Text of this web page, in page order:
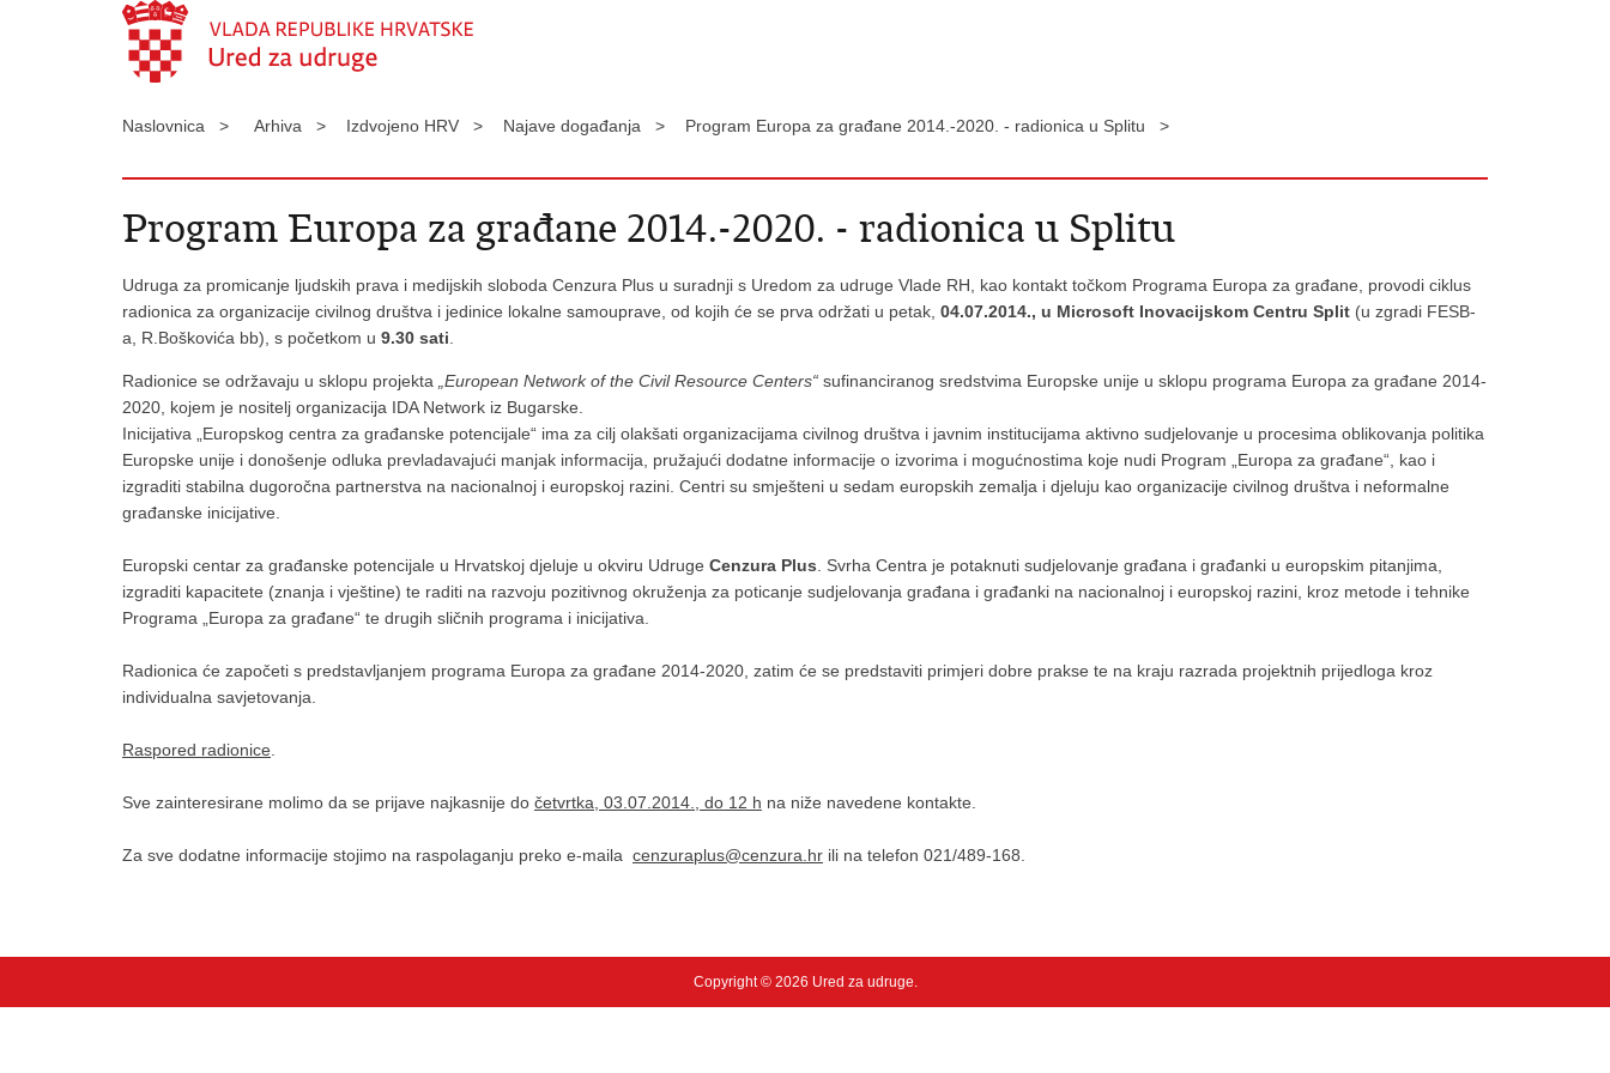
Naslovnica > Arhiva > Izdvojeno HRV > Najave događanja > Program Europa za građane 2014.-2020. - radionica u Splitu >
Program Europa za građane 2014.-2020. - radionica u Splitu
Udruga za promicanje ljudskih prava i medijskih sloboda Cenzura Plus u suradnji s Uredom za udruge Vlade RH, kao kontakt točkom Programa Europa za građane, provodi ciklus
radionica za organizacije civilnog društva i jedinice lokalne samouprave, od kojih će se prva održati u petak, 04.07.2014., u Microsoft Inovacijskom Centru Split (u zgradi FESB-
a, R.Boškovića bb), s početkom u 9.30 sati
Radionice se održavaju u sklopu projekta „European Network of the Civil Resource Centers“ sufinanciranog sredstvima Europske unije u sklopu programa Europa za građane 2014-
2020, kojem je nositelj organizacija IDA Network iz Bugarske.
Inicijativa „Europskog centra za građanske potencijale“ ima za cilj olakšati organizacijama civilnog društva i javnim institucijama aktivno sudjelovanje u procesima oblikovanja politika
Europske unije i donošenje odluka prevladavajući manjak informacija, pružajući dodatne informacije o izvorima i mogućnostima koje nudi Program „Europa za građane“, kao i
izgraditi stabilna dugoročna partnerstva na nacionalnoj i europskoj razini. Centri su smješteni u sedam europskih zemalja i djeluju kao organizacije civilnog društva i neformalne
građanske inicijative.
Europski centar za građanske potencijale u Hrvatskoj djeluje u okviru Udruge Cenzura Plus . Svrha Centra je potaknuti sudjelovanje građana i građanki u europskim pitanjima,
izgraditi kapacitete (znanja i vještine) te raditi na razvoju pozitivnog okruženja za poticanje sudjelovanja građana i građanki na nacionalnoj i europskoj razini, kroz metode i tehnike
Programa „Europa za građane“ te drugih sličnih programa i inicijativa.
Radionica će započeti s predstavljanjem programa Europa za građane 2014-2020, zatim će se predstaviti primjeri dobre prakse te na kraju razrada projektnih prijedloga kroz
individualna savjetovanja.
Raspored radionice
Sve zainteresirane molimo da se prijave najkasnije do četvrtka, 03.07.2014., do 12 h na niže navedene kontakte.
Za sve dodatne informacije stojimo na raspolaganju preko e-maila cenzuraplus@cenzura.hr ili na telefon 021/489-168.
Copyright © 2026 Ured za udruge.